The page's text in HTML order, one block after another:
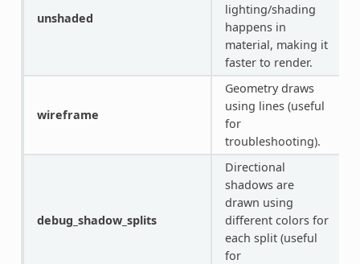
unshaded
lighting/shading
happens in
material, making it
faster to render.
wireframe
Geometry draws
using lines (useful
for
troubleshooting).
debug_shadow_splits
Directional
shadows are
drawn using
different colors for
each split (useful
for